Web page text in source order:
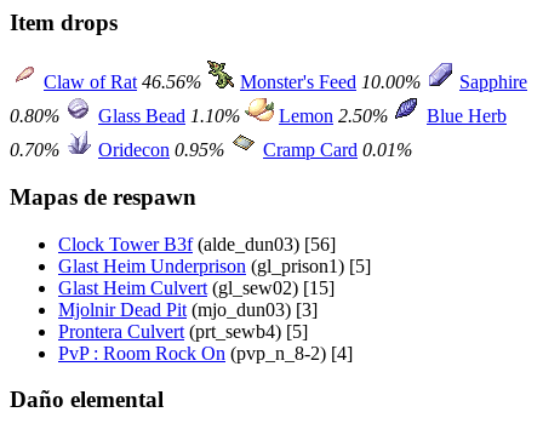
Item drops
Claw of Rat 46.56% Monster's Feed 10.00%
Sapphire
0.80%
Glass Bead 1.10% Lemon 2.50%
Blue Herb
0.70%
Oridecon 0.95% Cramp Card 0.01%
Mapas de respawn
Clock Tower B3f(alde_dun03) [56]
Glast Heim Underprison (gl_prison1) [5]
Glast Heim Culvert (gl_sew02) [15]
Mjolnir Dead Pit (mjo_dun03) [3]
Prontera Culvert (prt_sewb4) [5]
PvP : Room Rock On (pvp_n_8-2) [4]
Daño elemental